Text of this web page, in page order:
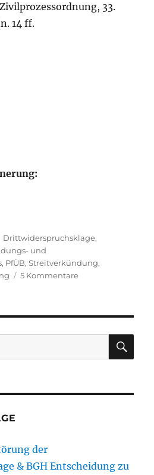
33.
14 ff.
Schlagwörter
Drittwiderspruchsklage,
und
, PfÜB,Streitverkündung,
5 Kommentarezu
der
Teil
der
& BGH Entscheidung zu